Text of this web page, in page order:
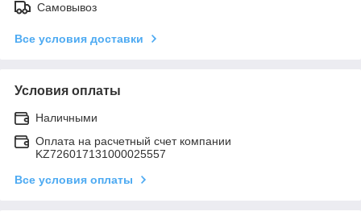
Самовывоз
Все условия доставки
Условия оплаты
Наличными
Оплата на расчетный счет компании
KZ726017131000025557
Все условия оплаты